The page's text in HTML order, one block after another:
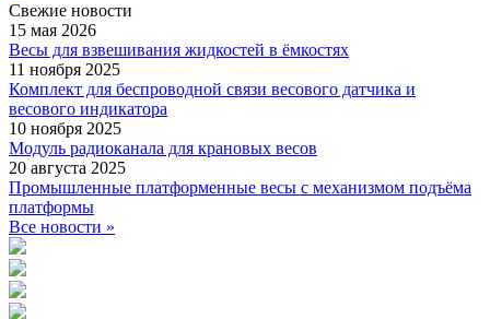
Свежие новости
15 мая 2026
Весы для взвешивания жидкостей в ёмкостях
11 ноября 2025
Комплект для беспроводной связи весового датчика и
весового индикатора
10 ноября 2025
Модуль радиоканала для крановых весов
20 августа 2025
Промышленные платформенные весы с механизмом подъёма
платформы
Все новости »